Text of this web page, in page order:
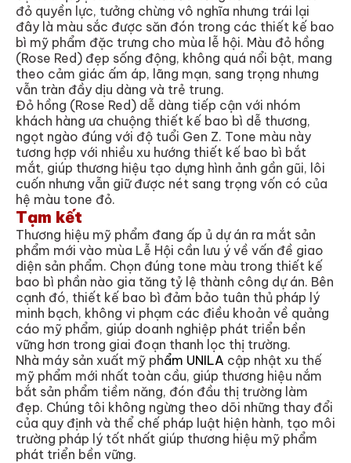
đỏ quyền lực, tưởng chừng vô nghĩa nhưng trái lại
đây là màu sắc được săn đón trong các thiết kế bao
bì mỹ phẩm đặc trưng cho mùa lễ hội. Màu đỏ hồng
(Rose Red) đẹp sống động, không quá nổi bật, mang
theo cảm giác ấm áp, lãng mạn, sang trọng nhưng
vẫn tràn đầy dịu dàng và trẻ trung.
Đỏ hồng (Rose Red) dễ dàng tiếp cận với nhóm
khách hàng ưa chuộng thiết kế bao bì dễ thương,
ngọt ngào đúng với độ tuổi Gen Z. Tone màu này
tương hợp với nhiều xu hướng thiết kế bao bì bắt
mắt, giúp thương hiệu tạo dựng hình ảnh gần gũi, lôi
cuốn nhưng vẫn giữ được nét sang trọng vốn có của
hệ màu tone đỏ.
Tạm kết
Thương hiệu mỹ phẩm đang ấp ủ dự án ra mắt sản
phẩm mới vào mùa Lễ Hội cần lưu ý về vấn đề giao
diện sản phẩm. Chọn đúng tone màu trong thiết kế
bao bì phần nào gia tăng tỷ lệ thành công dự án. Bên
cạnh đó, thiết kế bao bì đảm bảo tuân thủ pháp lý
minh bạch, không vi phạm các điều khoản về quảng
cáo mỹ phẩm, giúp doanh nghiệp phát triển bền
vững hơn trong giai đoạn thanh lọc thị trường.
Nhà máy sản xuất mỹ phẩm UNILA cập nhật xu thế
mỹ phẩm mới nhất toàn cầu, giúp thương hiệu nắm
bắt sản phẩm tiềm năng, đón đầu thị trường làm
đẹp. Chúng tôi không ngừng theo dõi những thay đổi
của quy định và thể chế pháp luật hiện hành, tạo môi
trường pháp lý tốt nhất giúp thương hiệu mỹ phẩm
phát triển bền vững.